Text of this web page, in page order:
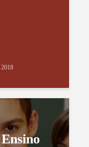
2018